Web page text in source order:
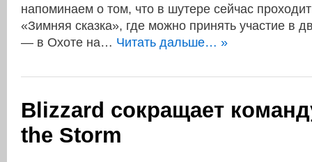
напоминаем о том, что в шутере сейчас
«Зимняя сказка», где можно принять участие в
— в Охоте на… Читать дальше… »
Blizzard сокращает
the Storm